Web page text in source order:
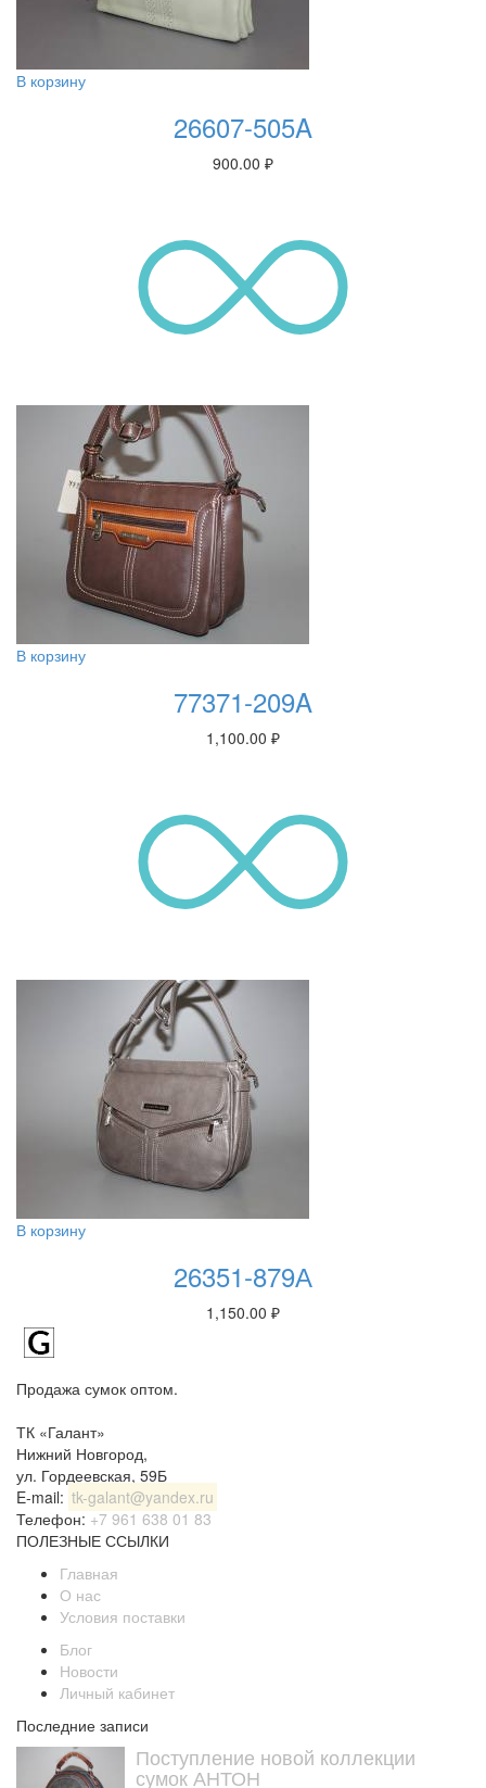
В корзину
26607-505A
900.00 ₽
В корзину
77371-209A
1,100.00 ₽
В корзину
26351-879А
1,150.00 ₽
Продажа сумок оптом.
ТК «Галант»
Нижний Новгород,
ул. Гордеевская, 59Б
E-mail: tk-galant@yandex.ru
Телефон: +7 961 638 01 83
ПОЛЕЗНЫЕ ССЫЛКИ
Главная
О нас
Условия поставки
Блог
Новости
Личный кабинет
Последние записи
Поступление новой коллекции
сумок АНТОН